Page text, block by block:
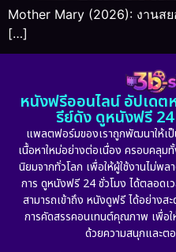
Mother Mary (2026): งานส
[…]
หนังฟรีออนไลน์ อัปเดต
รีย์ดัง ดูหนังฟรี
แพลตฟอร์มของเราถูกพัฒนาให้เ
เนื้อหาใหม่อย่างต่อเนื่อง ครอบคลุ
นิยมจากทั่วโลก เพื่อให้ผู้ใช้งานไม่พ
การ ดูหนังฟรี 24 ชั่วโมง ได้ตลอดเ
สามารถเข้าถึง หนังดูฟรี ได้อย่างส
การคัดสรรคอนเทนต์คุณภาพ เพื่อใ
ด้วยความสนุกและต